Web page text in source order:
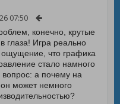
07:50
конечно, крутые
глаза! Игра реально
что графика
стало намного
а почему на
он может немного